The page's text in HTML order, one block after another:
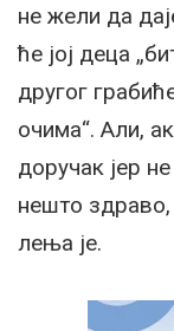
не жели да
ће јој деца
другог
очима“. Али,
доручак јер
нешто
лења је. ⁣